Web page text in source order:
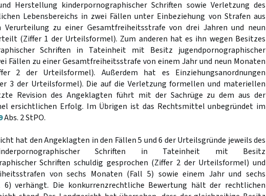
Herstellung kinderpornographischer Schriften sowie Verletzung des
Lebensbereichs in zwei Fällen unter Einbeziehung von Strafen aus
Verurteilung zu einer Gesamtfreiheitsstrafe von drei Jahren und neun
(Ziffer 1 der Urteilsformel). Zum anderen hat es ihn wegen Besitzes
Schriften in Tateinheit mit Besitz jugendpornographischer
Fällen zu einer Gesamtfreiheitsstrafe von einem Jahr und neun Monaten
2 der Urteilsformel). Außerdem hat es Einziehungsanordnungen
3 der Urteilsformel). Die auf die Verletzung formellen und materiellen
Revision des Angeklagten führt mit der Sachrüge zu dem aus der
ersichtlichen Erfolg. Im Übrigen ist das Rechtsmittel unbegründet im
Abs. 2 StPO.
hat den Angeklagten in den Fällen 5 und 6 der Urteilsgründe jeweils des
Schriften in Tateinheit mit Besitz
Schriften schuldig gesprochen (Ziffer 2 der Urteilsformel) und
von sechs Monaten (Fall 5) sowie einem Jahr und sechs
6) verhängt. Die konkurrenzrechtliche Bewertung hält der rechtlichen